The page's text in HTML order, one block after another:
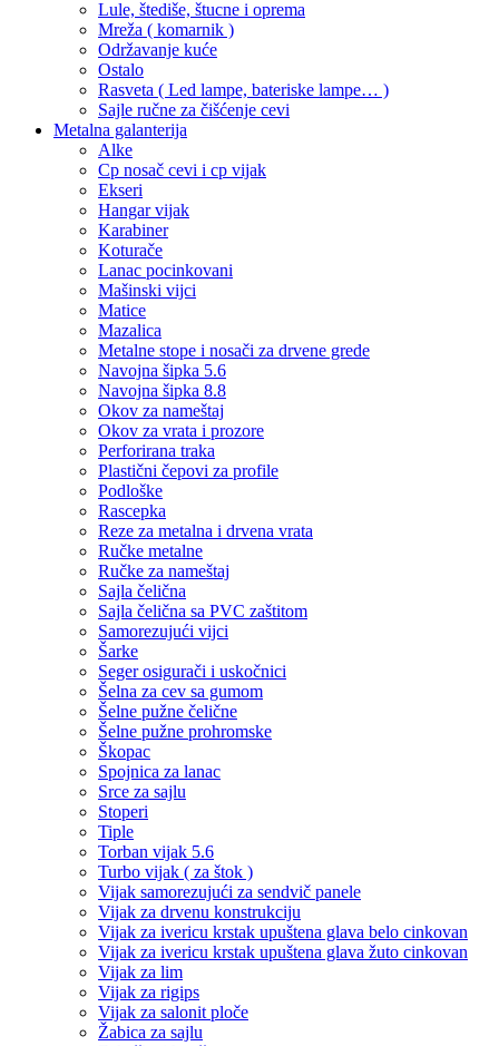
Lule, štediše, štucne i oprema
Mreža ( komarnik )
Održavanje kuće
Ostalo
Rasveta ( Led lampe, bateriske lampe… )
Sajle ručne za čišćenje cevi
Metalna galanterija
Alke
Cp nosač cevi i cp vijak
Ekseri
Hangar vijak
Karabiner
Koturače
Lanac pocinkovani
Mašinski vijci
Matice
Mazalica
Metalne stope i nosači za drvene grede
Navojna šipka 5.6
Navojna šipka 8.8
Okov za nameštaj
Okov za vrata i prozore
Perforirana traka
Plastični čepovi za profile
Podloške
Rascepka
Reze za metalna i drvena vrata
Ručke metalne
Ručke za nameštaj
Sajla čelična
Sajla čelična sa PVC zaštitom
Samorezujući vijci
Šarke
Seger osigurači i uskočnici
Šelna za cev sa gumom
Šelne pužne čelične
Šelne pužne prohromske
Škopac
Spojnica za lanac
Srce za sajlu
Stoperi
Tiple
Torban vijak 5.6
Turbo vijak ( za štok )
Vijak samorezujući za sendvič panele
Vijak za drvenu konstrukciju
Vijak za ivericu krstak upuštena glava belo cinkovan
Vijak za ivericu krstak upuštena glava žuto cinkovan
Vijak za lim
Vijak za rigips
Vijak za salonit ploče
Žabica za sajlu